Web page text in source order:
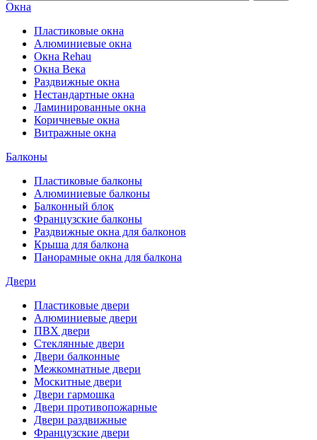
Окна
Пластиковые окна
Алюминиевые окна
Окна Rehau
Окна Века
Раздвижные окна
Нестандартные окна
Ламинированные окна
Коричневые окна
Витражные окна
Балконы
Пластиковые балконы
Алюминиевые балконы
Балконный блок
Французские балконы
Раздвижные окна для балконов
Крыша для балкона
Панорамные окна для балкона
Двери
Пластиковые двери
Алюминиевые двери
ПВХ двери
Стеклянные двери
Двери балконные
Межкомнатные двери
Москитные двери
Двери гармошка
Двери противопожарные
Двери раздвижные
Французские двери